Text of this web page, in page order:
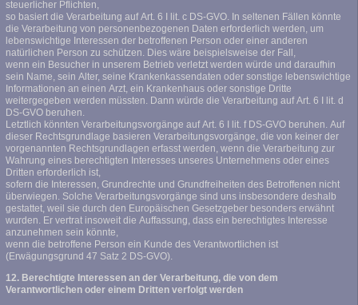
steuerlicher Pflichten,
so basiert die Verarbeitung auf Art. 6 I lit. c DS-GVO. In seltenen Fällen könnte
die Verarbeitung von personenbezogenen Daten erforderlich werden, um
lebenswichtige Interessen der betroffenen Person oder einer anderen
natürlichen Person zu schützen. Dies wäre beispielsweise der Fall,
wenn ein Besucher in unserem Betrieb verletzt werden würde und daraufhin
sein Name, sein Alter, seine Krankenkassendaten oder sonstige lebenswichtige
Informationen an einen Arzt, ein Krankenhaus oder sonstige Dritte
weitergegeben werden müssten. Dann würde die Verarbeitung auf Art. 6 I lit. d
DS-GVO beruhen.
Letztlich könnten Verarbeitungsvorgänge auf Art. 6 I lit. f DS-GVO beruhen. Auf
dieser Rechtsgrundlage basieren Verarbeitungsvorgänge, die von keiner der
vorgenannten Rechtsgrundlagen erfasst werden, wenn die Verarbeitung zur
Wahrung eines berechtigten Interesses unseres Unternehmens oder eines
Dritten erforderlich ist,
sofern die Interessen, Grundrechte und Grundfreiheiten des Betroffenen nicht
überwiegen. Solche Verarbeitungsvorgänge sind uns insbesondere deshalb
gestattet, weil sie durch den Europäischen Gesetzgeber besonders erwähnt
wurden. Er vertrat insoweit die Auffassung, dass ein berechtigtes Interesse
anzunehmen sein könnte,
wenn die betroffene Person ein Kunde des Verantwortlichen ist
(Erwägungsgrund 47 Satz 2 DS-GVO).
12. Berechtigte Interessen an der Verarbeitung, die von dem
Verantwortlichen oder einem Dritten verfolgt werden